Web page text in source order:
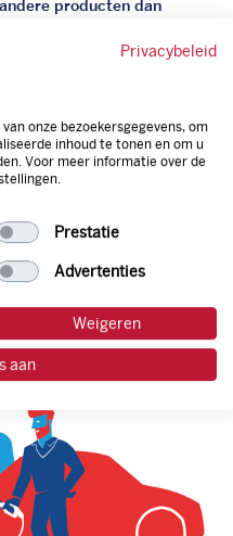
producten dan
een gegarandeerde
lager zijn dan betaal je
ben je altijd verzekerd
Privacybeleid
onze bezoekersgegevens, om
inhoud te tonen en om u
Voor meer informatie over de
Prestatie
Advertenties
Weigeren
aan